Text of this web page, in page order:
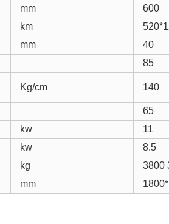
mm 600
km
mm 40
85
Kg/cm 140
65
kw 11
kw 8.5
kg 3800
mm